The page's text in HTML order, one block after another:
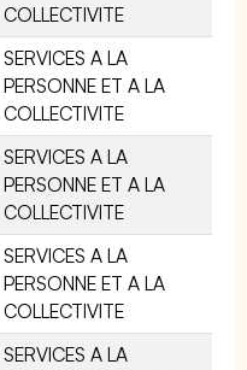
COLLECTIVITE
SERVICES A LA
PERSONNE ET A LA
COLLECTIVITE
SERVICES A LA
PERSONNE ET A LA
COLLECTIVITE
SERVICES A LA
PERSONNE ET A LA
COLLECTIVITE
SERVICES A LA